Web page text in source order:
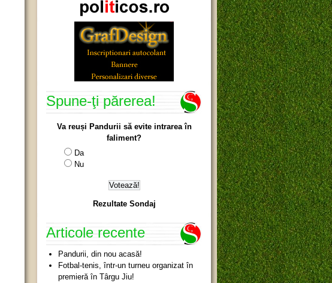
Spune-ţi părerea!
Va reuși Pandurii să evite intrarea în
faliment?
Da
Nu
Rezultate Sondaj
Articole recente
Pandurii, din nou acasă!
Fotbal-tenis, într-un turneu organizat în
premieră în Târgu Jiu!